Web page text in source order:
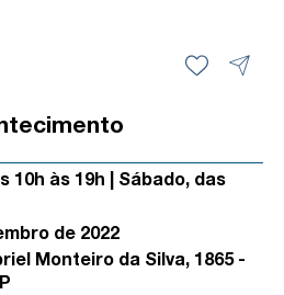
10h às 19h | Sábado, das
de 2022
Monteiro da Silva, 1865 -